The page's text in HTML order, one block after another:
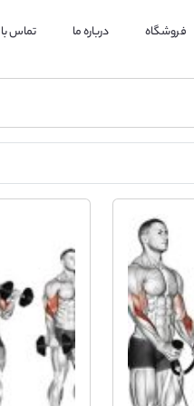
فروشگاه درباره ما تماس